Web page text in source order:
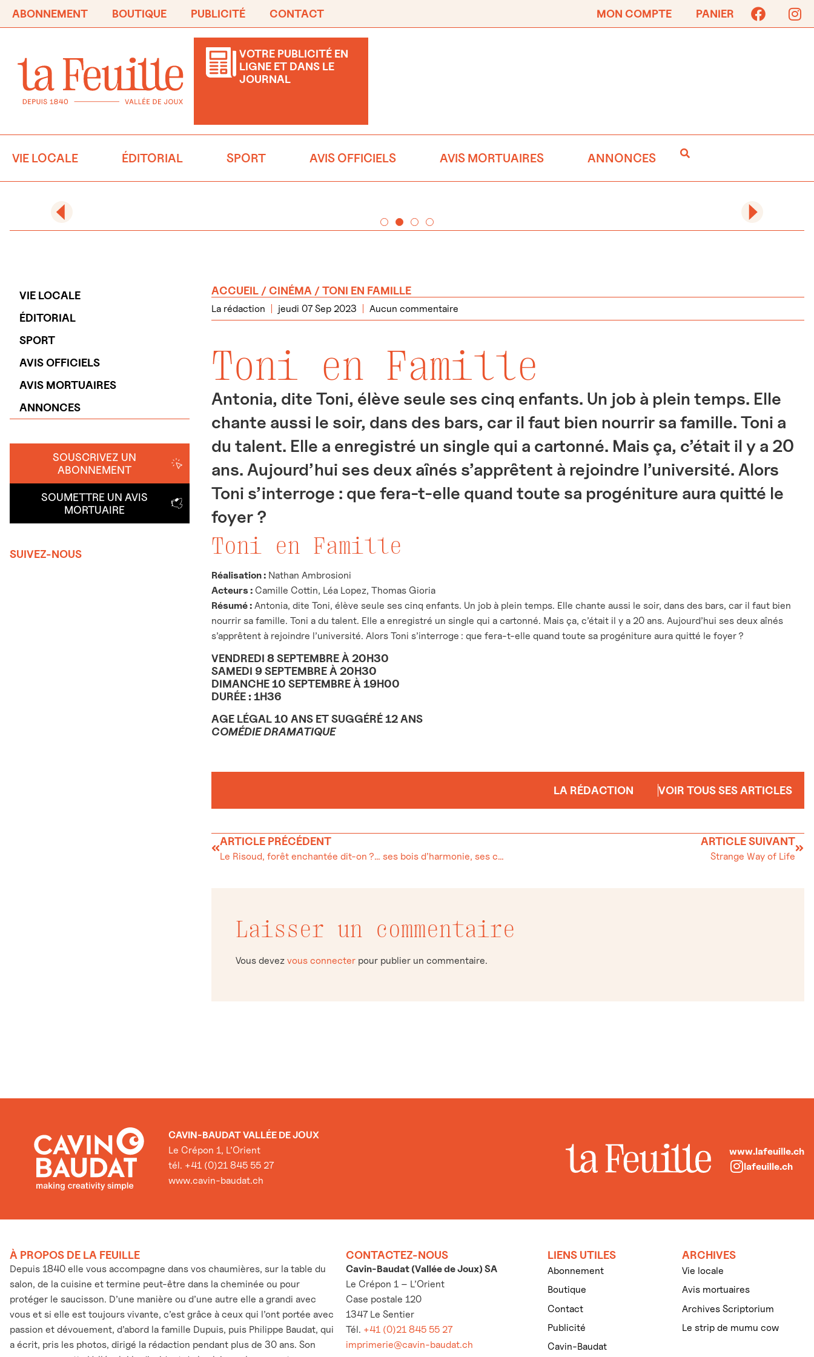
ABONNEMENT BOUTIQUE PUBLICITÉ CONTACT MON COMPTE PANIER
VOTRE PUBLICITÉ EN
LIGNE ET DANS LE
JOURNAL
VIE LOCALE ÉDITORIAL SPORT AVIS OFFICIELS AVIS MORTUAIRES ANNONCES
VIE LOCALE
ÉDITORIAL
SPORT
AVIS OFFICIELS
AVIS MORTUAIRES
ANNONCES
SOUSCRIVEZ UN
ABONNEMENT
SOUMETTRE UN AVIS
MORTUAIRE
SUIVEZ-NOUS
ACCUEIL /CINÉMA / TONI EN FAMILLE
La rédaction jeudi 07 Sep 2023 Aucun commentaire
Toni en Famille
Antonia, dite Toni, élève seule ses cinq enfants. Un job à plein temps. Elle
chante aussi le soir, dans des bars, car il faut bien nourrir sa famille. Toni a
du talent. Elle a enregistré un single qui a cartonné. Mais ça, c’était il y a 20
ans. Aujourd’hui ses deux aînés s’apprêtent à rejoindre l’université. Alors
Toni s’interroge : que fera-t-elle quand toute sa progéniture aura quitté le
foyer ?
Toni en Famille
Réalisation : Nathan Ambrosioni
Acteurs : Camille Cottin, Léa Lopez, Thomas Gioria
Résumé: Antonia, dite Toni, élève seule ses cinq enfants. Un job à plein temps. Elle chante aussi le soir, dans des bars, car il faut bien
nourrir sa famille. Toni a du talent. Elle a enregistré un single qui a cartonné. Mais ça, c’était il y a 20 ans. Aujourd’hui ses deux aînés
s’apprêtent à rejoindre l’université. Alors Toni s’interroge : que fera-t-elle quand toute sa progéniture aura quitté le foyer ?
VENDREDI 8 SEPTEMBRE À 20H30
SAMEDI 9 SEPTEMBRE À 20H30
DIMANCHE 10 SEPTEMBRE À 19H00
DURÉE : 1H36
AGE LÉGAL 10 ANS ET SUGGÉRÉ 12 ANS
COMÉDIE DRAMATIQUE
LA RÉDACTION VOIR TOUS SES ARTICLES
ARTICLE PRÉCÉDENT
Le Risoud, forêt enchantée dit-on ?… ses bois d’harmonie, ses cabanes hospitalières et … ses « séchons » !…
ARTICLE SUIVANT
Strange Way of Life
Laisser un commentaire
Vous devez vous connecter pour publier un commentaire.
CAVIN-BAUDAT VALLÉE DE JOUX
Le Crépon 1, L’Orient
tél. +41 (0)21 845 55 27
www.cavin-baudat.ch
www.lafeuille.ch
lafeuille.ch
À PROPOS DE LA FEUILLE
Depuis 1840 elle vous accompagne dans vos chaumières, sur la table du
salon, de la cuisine et termine peut-être dans la cheminée ou pour
protéger le saucisson. D’une manière ou d’une autre elle a grandi avec
vous et si elle est toujours vivante, c’est grâce à ceux qui l’ont portée avec
passion et dévouement, d’abord la famille Dupuis, puis Philippe Baudat, qui
a écrit, pris les photos, dirigé la rédaction pendant plus de 30 ans. Son
CONTACTEZ-NOUS
Cavin-Baudat (Vallée de Joux) SA
Le Crépon 1 – L’Orient
Case postale 120
1347 Le Sentier
Tél. +41 (0)21 845 55 27
imprimerie@cavin-baudat.ch
LIENS UTILES
Abonnement
Boutique
Contact
Publicité
Cavin-Baudat
ARCHIVES
Vie locale
Avis mortuaires
Archives Scriptorium
Le strip de mumu cow